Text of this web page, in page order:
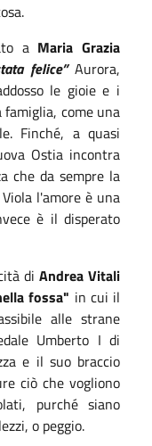
a Maria Grazia
felice” Aurora,
le gioie e i
come una
Finché, a quasi
Ostia incontra
che da sempre la
l'amore è una
è il disperato
di Andrea Vitali
fossa" in cui il
alle strane
Umberto I di
e il suo braccio
ciò che vogliono
purché siano
o peggio.